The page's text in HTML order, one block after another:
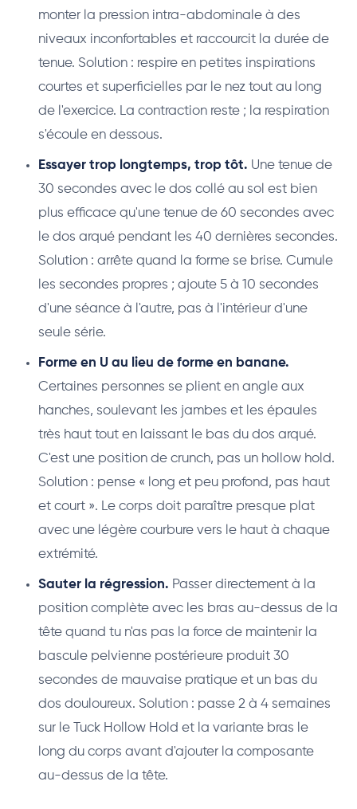
monter la pression intra-abdominale à des
niveaux inconfortables et raccourcit la durée de
tenue. Solution : respire en petites inspirations
courtes et superficielles par le nez tout au long
de l'exercice. La contraction reste ; la respiration
s'écoule en dessous.
Essayer trop longtemps, trop tôt. Une tenue de
30 secondes avec le dos collé au sol est bien
plus efficace qu'une tenue de 60 secondes avec
le dos arqué pendant les 40 dernières secondes.
Solution : arrête quand la forme se brise. Cumule
les secondes propres ; ajoute 5 à 10 secondes
d'une séance à l'autre, pas à l'intérieur d'une
seule série.
Forme en U au lieu de forme en banane.
Certaines personnes se plient en angle aux
hanches, soulevant les jambes et les épaules
très haut tout en laissant le bas du dos arqué.
C'est une position de crunch, pas un hollow hold.
Solution : pense « long et peu profond, pas haut
et court ». Le corps doit paraître presque plat
avec une légère courbure vers le haut à chaque
extrémité.
Sauter la régression. Passer directement à la
position complète avec les bras au-dessus de la
tête quand tu n'as pas la force de maintenir la
bascule pelvienne postérieure produit 30
secondes de mauvaise pratique et un bas du
dos douloureux. Solution : passe 2 à 4 semaines
sur le Tuck Hollow Hold et la variante bras le
long du corps avant d'ajouter la composante
au-dessus de la tête.